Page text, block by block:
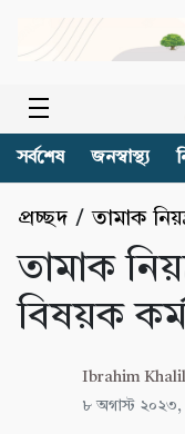
সর্বশেষ জনস্বাস্থ্য
প্রচ্ছদ /তামাক
তামাক
বিষয়ক
Ibrahim Khalil
৮ অগাস্ট